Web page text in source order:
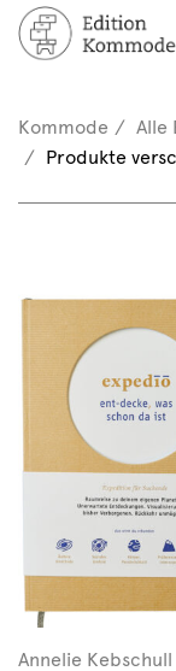
/ Registrieren
(0)
Kommode
Alle
Produkte
Annelie Kebschull